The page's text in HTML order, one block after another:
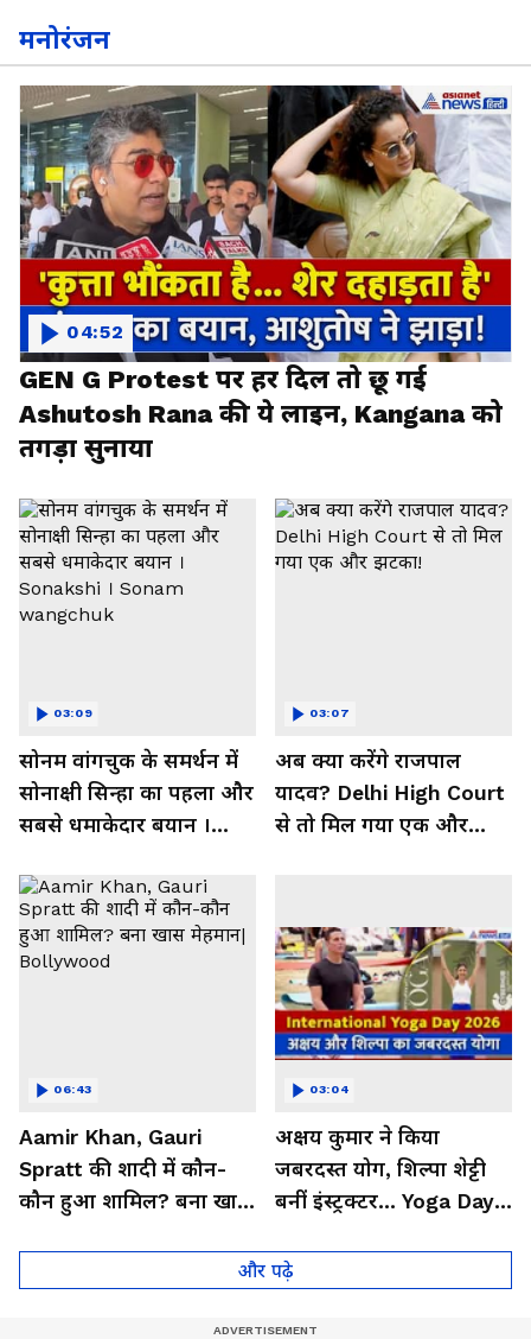
मनोरंजन
GEN G Protest पर हर दिल तो छू गई
Ashutosh Rana की ये लाइन, Kangana को
तगड़ा सुनाया
04:52
सोनम वांगचुक के समर्थन में
सोनाक्षी सिन्हा का पहला और
सबसे धमाकेदार बयान ।
wangchuk
03:09
अब क्या करेंगे राजपाल
यादव? Delhi High Court
से तो मिल गया एक और
03:07
Aamir Khan, Gauri
Spratt की शादी में कौन-
कौन हुआ शामिल? बना खास
06:43
अक्षय कुमार ने किया
जबरदस्त योग, शिल्पा शेट्टी
बनीं इंस्ट्रक्टर... Yoga Day
03:04
और पढ़े